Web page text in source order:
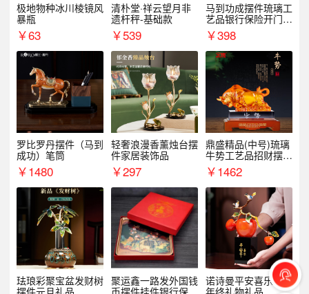
极地物种冰川棱镜风
暴瓶
￥63
清朴堂·祥云望月非
遗杆秤-基础款
￥539
马到功成摆件琉璃工
艺品银行保险开门红
周年庆典伴手礼表彰
礼品
￥398
罗比罗丹摆件（马到
成功）笔筒
￥1480
轻奢浪漫香薰烛台摆
件家居装饰品
￥297
鼎盛精品(中号)琉璃
牛势工艺品招财摆件
银行企业商务上市礼
品
￥1462
珐琅彩聚宝盆发财树
摆件元旦礼品
聚运鑫一路发外国钱
币摆件挂件银行保险
诺诗曼平安喜乐摆件
年终礼物礼品